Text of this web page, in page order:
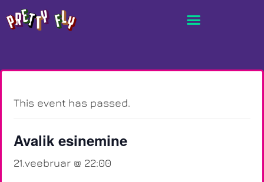
This event has passed.
Avalik esinemine
21.veebruar @ 22:00